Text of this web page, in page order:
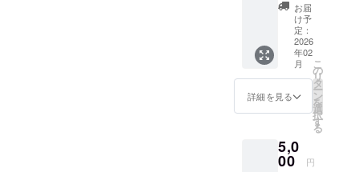
お届
け予
定：
2026
年02
月
詳細を見る
こ
の
リ
タ
ー
ン
を
選
択
す
る
5,0
00 円